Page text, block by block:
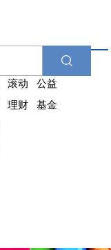
滚动
公益
理财
基金